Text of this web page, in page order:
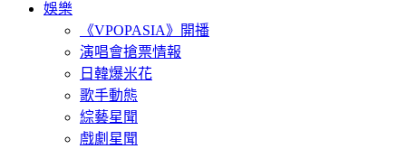
娛樂
《VPOPASIA》開播
演唱會搶票情報
日韓爆米花
歌手動態
綜藝星聞
戲劇星聞